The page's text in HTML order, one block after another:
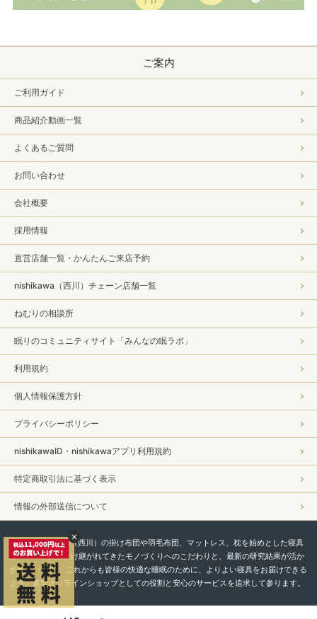
ご案内
ご利用ガイド
商品紹介動画一覧
よくあるご質問
お問い合わせ
会社概要
採用情報
直営店舗一覧・かんたんご来店予約
nishikawa（西川）チェーン店舗一覧
ねむりの相談所
眠りのコミュニティサイト「みんなの眠ラボ」
利用規約
個人情報保護方針
プライバシーポリシー
nishikawaID・nishikawaアプリ利用規約
特定商取引法に基づく表示
情報の外部送信について
私たちnishikawa（西川）の掛け布団や羽毛布団、マットレス、枕を始めとした寝具
は、450年以上受け継がれてきたモノづくりへのこだわりと、最新の研究結果が活か
されています。 これからも皆様の快適な睡眠のために、よりよい寝具をお届けできる
よう、直営オンラインショップとしての役割と安心のサービスを追求して参ります。